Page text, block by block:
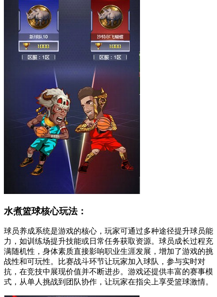
水煮篮球核心玩法：
球员养成系统是游戏的核心，玩家可通过多种途径提升球员能
力，如训练场提升技能或日常任务获取资源。球员成长过程充
满随机性，身体素质直接影响职业生涯发展，增加了游戏的挑
战性和可玩性。比赛战斗环节让玩家加入球队，参与实时对
抗，在竞技中展现价值并不断进步。游戏还提供丰富的赛事模
式，从单人挑战到团队协作，让玩家在指尖上享受篮球激情。